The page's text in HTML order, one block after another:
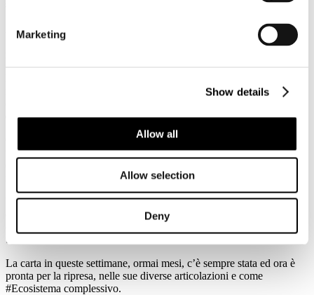
Marketing
Show details
Allow all
Allow selection
Deny
Assocarta e tutte le cartiere italiane consegnano oggi 4 maggio, alla
"piazza virtuale", un video messaggio dal titolo "L'industria cartaria
fase dell'emergenza, oggi - più che mai - sono al fianco dei
e #ripartenza.
Come sempre con la produzione di carte igienico sanitarie, carte per
usi speciali e medicali, imballaggi per alimenti e medicinali, oltre
innovazioni come carte per mascherine chirurgiche.
Un settore che contribuisce alla salute e al benessere dell’Italia e
dell’Europa, come bene è stato evidenziato in queste settimane di
territori e comunità.
La carta in queste settimane, ormai mesi, c’è sempre stata ed ora è
pronta per la ripresa, nelle sue diverse articolazioni e come
#Ecosistema complessivo.